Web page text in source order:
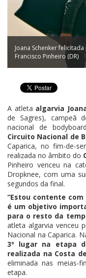
Joana Schenker
Francisco Pinheiro (DR)
A atleta algarvia
de Sagres), campeã
nacional de
Circuito Nacional de
Caparica, no fim-de-
realizada no âmbito do
Pinheiro venceu na
Dropknee, com uma
segundos da final.
“Estou contente
é um objetivo
para o resto da
atleta algarvia venceu
Nacional na Caparica.
3º lugar na etapa
realizada na Costa
eliminada nas meias-
etapa.